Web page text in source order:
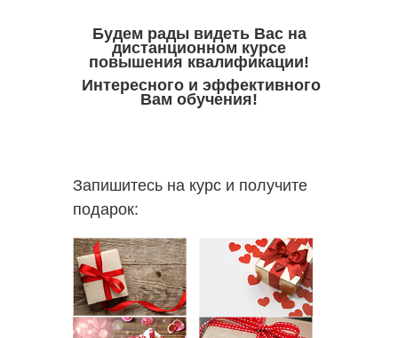
Будем рады видеть Вас на
дистанционном курсе
повышения квалификации!
Интересного и эффективного
Вам обучения!
Запишитесь на курс и получите
подарок: